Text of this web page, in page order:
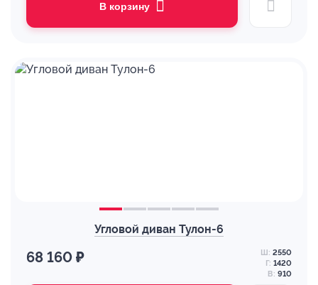
В корзину
Угловой диван Тулон-6
68 160 ₽ Ш: 2550
Г: 1420
В: 910